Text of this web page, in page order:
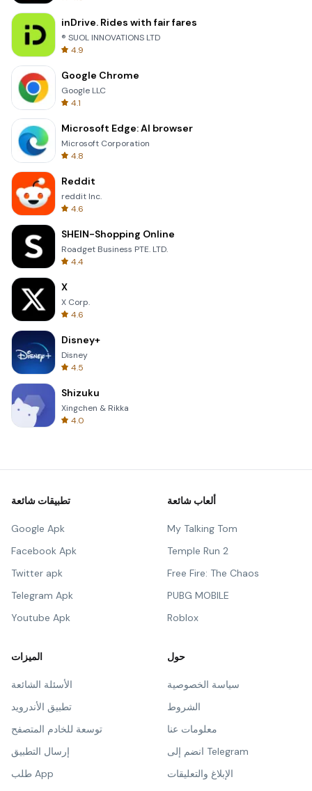
inDrive. Rides with fair fares
® SUOL INNOVATIONS LTD
4.9
Google Chrome
Google LLC
4.1
Microsoft Edge: AI browser
Microsoft Corporation
4.8
Reddit
reddit Inc.
4.6
SHEIN-Shopping Online
Roadget Business PTE. LTD.
4.4
X
X Corp.
4.6
Disney+
Disney
4.5
Shizuku
Xingchen & Rikka
4.0
تطبيقات شائعة
Google Apk
Facebook Apk
Twitter apk
Telegram Apk
Youtube Apk
ألعاب شائعة
My Talking Tom
Temple Run 2
Free Fire: The Chaos
PUBG MOBILE
Roblox
الميزات
الأسئلة الشائعة
تطبيق الأندرويد
توسعة للخادم المتصفح
إرسال التطبيق
طلب App
حول
سياسة الخصوصية
الشروط
معلومات عنا
انضم إلى Telegram
الإبلاغ والتعليقات